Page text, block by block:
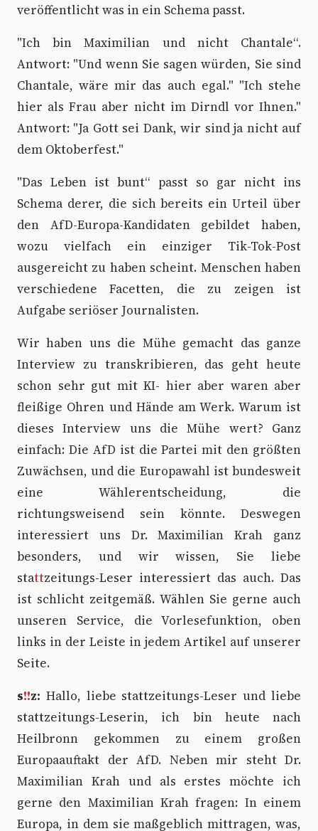
veröffentlicht was in ein Schema passt.
"Ich bin Maximilian und nicht Chantale“.
Antwort: "Und wenn Sie sagen würden, Sie sind
Chantale, wäre mir das auch egal." "Ich stehe
hier als Frau aber nicht im Dirndl vor Ihnen."
Antwort: "Ja Gott sei Dank, wir sind ja nicht auf
dem Oktoberfest."
"Das Leben ist bunt“ passt so gar nicht ins
Schema derer, die sich bereits ein Urteil über
den AfD-Europa-Kandidaten gebildet haben,
wozu vielfach ein einziger Tik-Tok-Post
ausgereicht zu haben scheint. Menschen haben
verschiedene Facetten, die zu zeigen ist
Aufgabe seriöser Journalisten.
Wir haben uns die Mühe gemacht das ganze
Interview zu transkribieren, das geht heute
schon sehr gut mit KI- hier aber waren aber
fleißige Ohren und Hände am Werk. Warum ist
dieses Interview uns die Mühe wert? Ganz
einfach: Die AfD ist die Partei mit den größten
Zuwächsen, und die Europawahl ist bundesweit
eine Wählerentscheidung, die
richtungsweisend sein könnte. Deswegen
interessiert uns Dr. Maximilian Krah ganz
besonders, und wir wissen, Sie liebe
stattzeitungs-Leser interessiert das auch. Das
ist schlicht zeitgemäß. Wählen Sie gerne auch
unseren Service, die Vorlesefunktion, oben
links in der Leiste in jedem Artikel auf unserer
Seite.
s!!z: Hallo, liebe stattzeitungs-Leser und liebe
stattzeitungs-Leserin, ich bin heute nach
Heilbronn gekommen zu einem großen
Europaauftakt der AfD. Neben mir steht Dr.
Maximilian Krah und als erstes möchte ich
gerne den Maximilian Krah fragen: In einem
Europa, in dem sie maßgeblich mittragen, was,